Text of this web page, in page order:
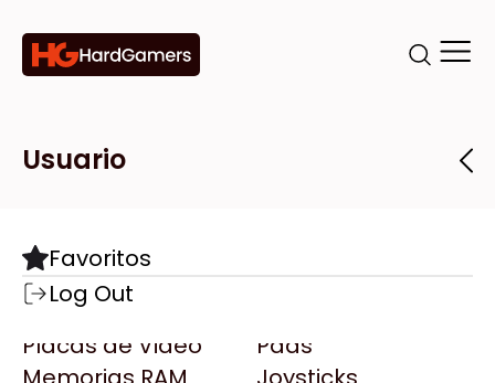
Categorías
Componentes
Motherboards
Microprocesadores
Placas de Video
Pads
Marcas
Todas las Marcas
AMD
AULA
Tiendas
Destacadas
Usuario
Favoritos
Log Out